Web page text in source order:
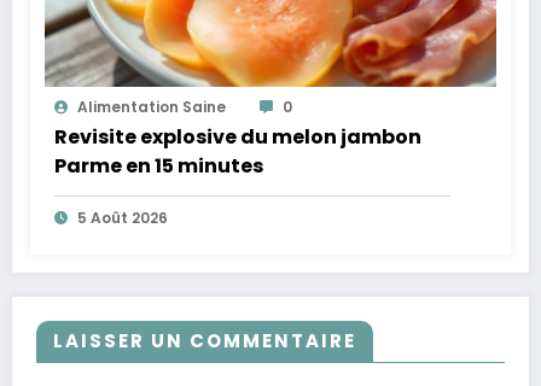
Alimentation Saine 0
Revisite explosive du melon jambon
Parme en 15 minutes
5 Août 2026
LAISSER UN COMMENTAIRE